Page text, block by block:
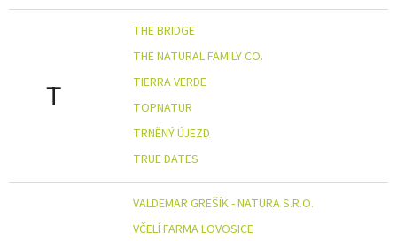
T
THE BRIDGE
THE NATURAL FAMILY CO.
TIERRA VERDE
TOPNATUR
TRNĚNÝ ÚJEZD
TRUE DATES
VALDEMAR GREŠÍK - NATURA S.R.O.
VČELÍ FARMA LOVOSICE